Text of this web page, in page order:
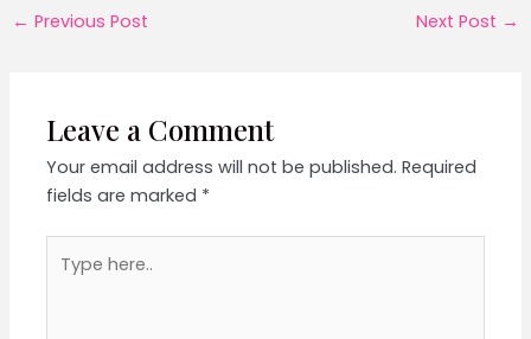
Post
← Previous Post Next Post →
Leave a Comment
Your email address will not be published. Required
fields are marked *
here..